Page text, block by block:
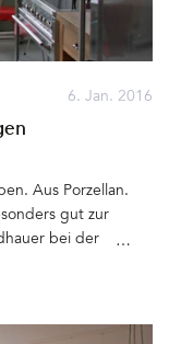
6. Jan. 2016
Aus Porzellan.
gut zur
bei der
meinen